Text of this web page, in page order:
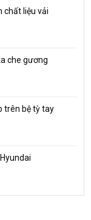
chất liệu vải
che gương
trên bệ tỳ tay